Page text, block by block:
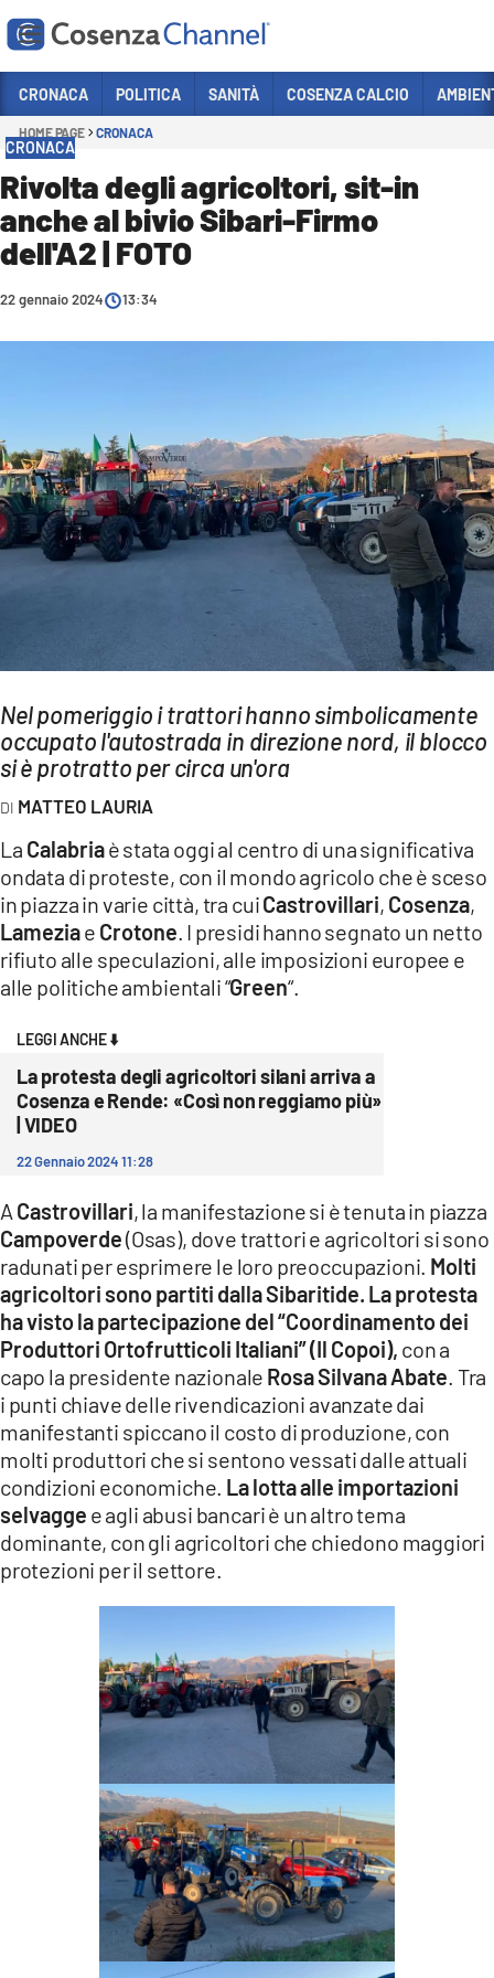
Sezioni
POLITICA
COSENZA CALCIO
ECONOMIA E LAVORO
CULTURA
AMBIENTE
Streaming
LAC ONAIR
LaC
Network
LACONAIR.IT
LACITYMAG.IT
ILREGGINO.IT
COSENZACHANNEL.IT
ILVIBONESE.IT
CATANZAROCHANNEL.IT
LACAPITALENEWS.IT
ANDROID
APPLE
CRONACA POLITICA SANITÀ COSENZA CALCIO
HOME PAGE CRONACA
CRONACA
Rivolta degli agricoltori, sit-in
anche al bivio Sibari-Firmo
dell'A2 | FOTO
22 gennaio 2024 13:34
Nel pomeriggio i trattori hanno simbolicamente
occupato l'autostrada in direzione nord, il blocco
si è protratto per circa un'ora
MATTEO LAURIA
La Calabriaè stata oggi al centro di una significativa
ondata di proteste, con il mondo agricolo che è sceso
in piazza in varie città, tra cuiCastrovillari, Cosenza,
Lameziae Crotone . I presidi hanno segnato un netto
rifiuto alle speculazioni, alle imposizioni europee e
alle politiche ambientali “Green“.
LEGGI ANCHE ⬇️
La protesta degli agricoltori silani arriva a
Cosenza e Rende: «Così non reggiamo più»
| VIDEO
22 Gennaio 2024 11:28
A Castrovillari, la manifestazione si è tenuta in piazza
Campoverde(Osas), dove trattori e agricoltori si sono
radunati per esprimere le loro preoccupazioni. Molti
agricoltori sono partiti dalla Sibaritide. La protesta
ha visto la partecipazione del “Coordinamento dei
Produttori Ortofrutticoli Italiani” (Il Copoi), con a
capo la presidente nazionale Rosa Silvana Abate . Tra
i punti chiave delle rivendicazioni avanzate dai
manifestanti spiccano il costo di produzione, con
molti produttori che si sentono vessati dalle attuali
condizioni economiche. La lotta alle importazioni
selvagge e agli abusi bancari è un altro tema
dominante, con gli agricoltori che chiedono maggiori
protezioni per il settore.